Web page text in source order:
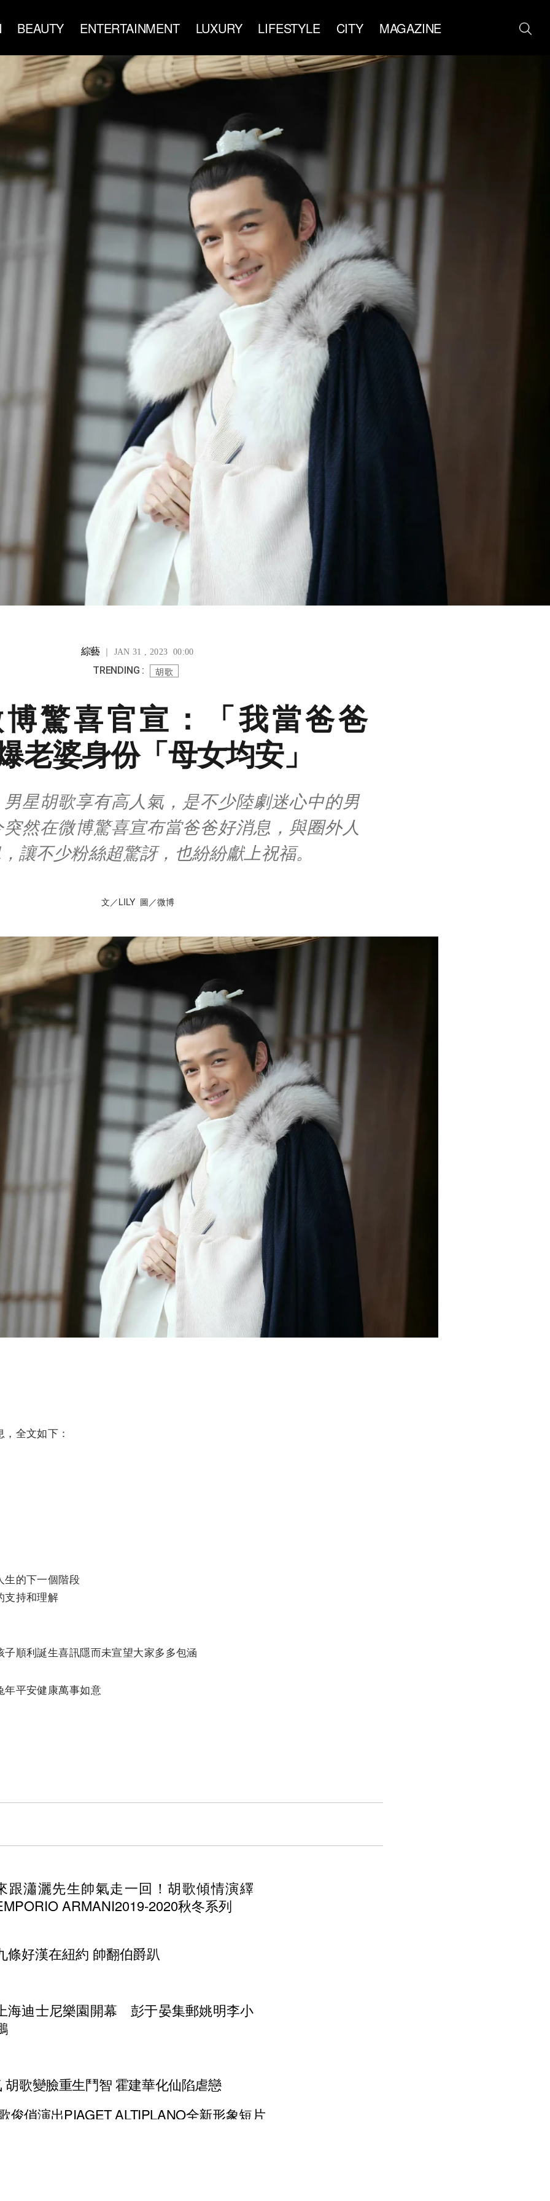
BEAUTY ENTERTAINMENT LUXURY LIFESTYLE CITY MAGAZINE
綜藝 ｜ JAN 31 , 2023 00:00
TRENDING : 胡歌
驚喜官宣：「我當爸爸
老婆身份「母女均安」
星胡歌享有高人氣，是不少陸劇迷心中的男
然在微博驚喜宣布當爸爸好消息，與圈外人
讓不少粉絲超驚訝，也紛紛獻上祝福。
文／LILY 圖／微博
全文如下：
生的下一個階段
支持和理解
順利誕生喜訊隱而未宣望大家多多包涵
年平安健康萬事如意​
跟瀟灑先生帥氣走一回！胡歌傾情演繹
ARMANI2019-2020秋冬系列
條好漢在紐約 帥翻伯爵趴
海迪士尼樂園開幕 彭于晏集郵姚明李小
歌變臉重生鬥智 霍建華化仙陷虐戀
俏演出PIAGET ALTIPLANO全新形象短片